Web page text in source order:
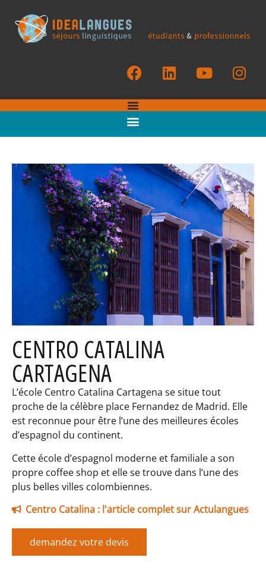
CENTRO CATALINA
CARTAGENA
L’école Centro Catalina Cartagena se situe tout
proche de la célèbre place Fernandez de Madrid. Elle
est reconnue pour être l’une des meilleures écoles
d’espagnol du continent.
Cette école d’espagnol moderne et familiale a son
propre coffee shop et elle se trouve dans l’une des
plus belles villes colombiennes.
Centro Catalina : l'article complet sur Actulangues
demandez votre devis